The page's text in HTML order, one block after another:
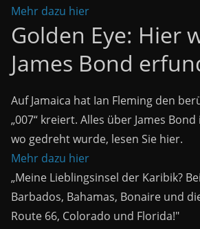
Mehr dazu hier
Golden Eye: Hier
James Bond
Auf Jamaica hat Ian Fleming den
„007“ kreiert. Alles über James
wo gedreht wurde, lesen Sie hier.
Mehr dazu hier
„Meine Lieblingsinsel der Karibik?
Barbados, Bahamas, Bonaire und
Route 66, Colorado und Florida!"